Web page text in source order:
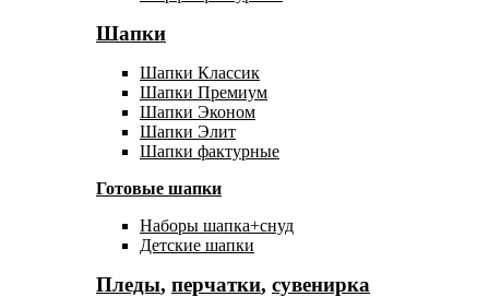
Шапки
Шапки Классик
Шапки Премиум
Шапки Эконом
Шапки Элит
Шапки фактурные
Готовые шапки
Наборы шапка+снуд
Детские шапки
Пледы, перчатки, сувенирка